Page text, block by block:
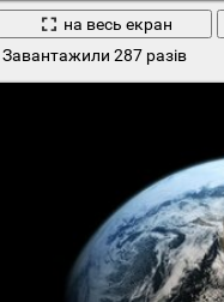
на весь екран
Завантажили 287 разів